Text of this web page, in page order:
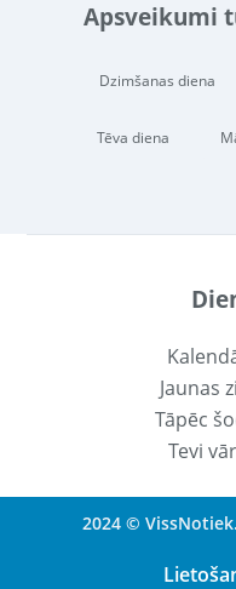
Apsveikumi
Dzimšanas diena
Tēva diena
Jaunas
Tāpēc
Tevi
2024 ©